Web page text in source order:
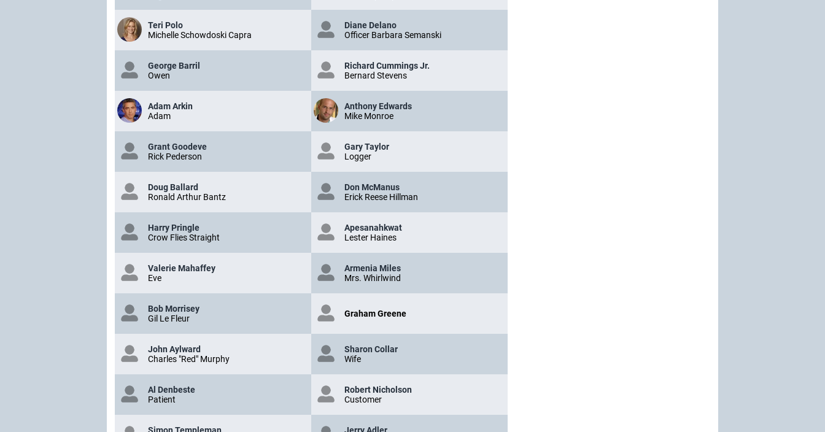
Teri Polo
Michelle Schowdoski Capra
Diane Delano
Officer Barbara Semanski
George Barril
Owen
Richard Cummings Jr.
Bernard Stevens
Adam Arkin
Adam
Anthony Edwards
Mike Monroe
Grant Goodeve
Rick Pederson
Gary Taylor
Logger
Doug Ballard
Ronald Arthur Bantz
Don McManus
Erick Reese Hillman
Harry Pringle
Crow Flies Straight
Apesanahkwat
Lester Haines
Valerie Mahaffey
Eve
Armenia Miles
Mrs. Whirlwind
Bob Morrisey
Gil Le Fleur
Graham Greene
John Aylward
Charles "Red" Murphy
Sharon Collar
Wife
Al Denbeste
Patient
Robert Nicholson
Customer
Simon Templeman
Jerry Adler